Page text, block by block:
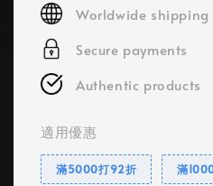
Worldwide shipping
Secure payments
Authentic products
適用優惠
滿5000打92折 滿